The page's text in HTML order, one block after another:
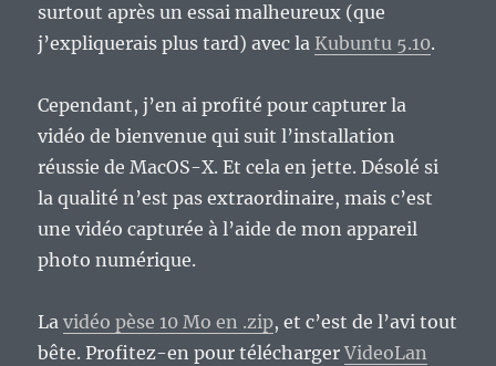
surtout après un essai malheureux (que
j’expliquerais plus tard) avec la Kubuntu 5.10.
Cependant, j’en ai profité pour capturer la
vidéo de bienvenue qui suit l’installation
réussie de MacOS-X. Et cela en jette. Désolé si
la qualité n’est pas extraordinaire, mais c’est
une vidéo capturée à l’aide de mon appareil
photo numérique.
Lavidéo pèse 10 Mo en .zip, et c’est de l’avi tout
bête. Profitez-en pour téléchargerVideoLan